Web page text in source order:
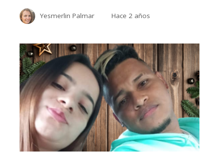
Yesmerlin Palmar Hace 2 años